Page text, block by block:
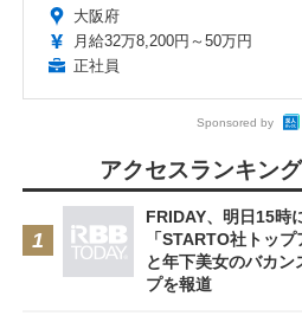
大阪府
月給32万8,200円～50万円
正社員
Sponsored by
アクセスランキング
FRIDAY、明日15時
「STARTO社トッ
と年下美女のバカン
プを報道